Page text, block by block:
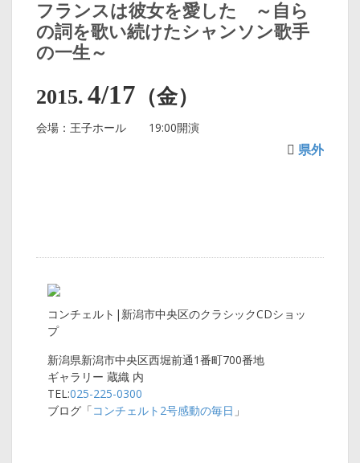
フランスは彼女を愛した ～自ら
の詞を歌い続けたシャンソン歌手
の一生～
2015. 4/17 （金）
会場：王子ホール 19:00開演
県外
コンチェルト|新潟市中央区のクラシックCDショッ
プ
新潟県新潟市中央区西堀前通1番町700番地
ギャラリー 蔵織 内
TEL:025-225-0300
ブログ「コンチェルト2号感動の毎日 」